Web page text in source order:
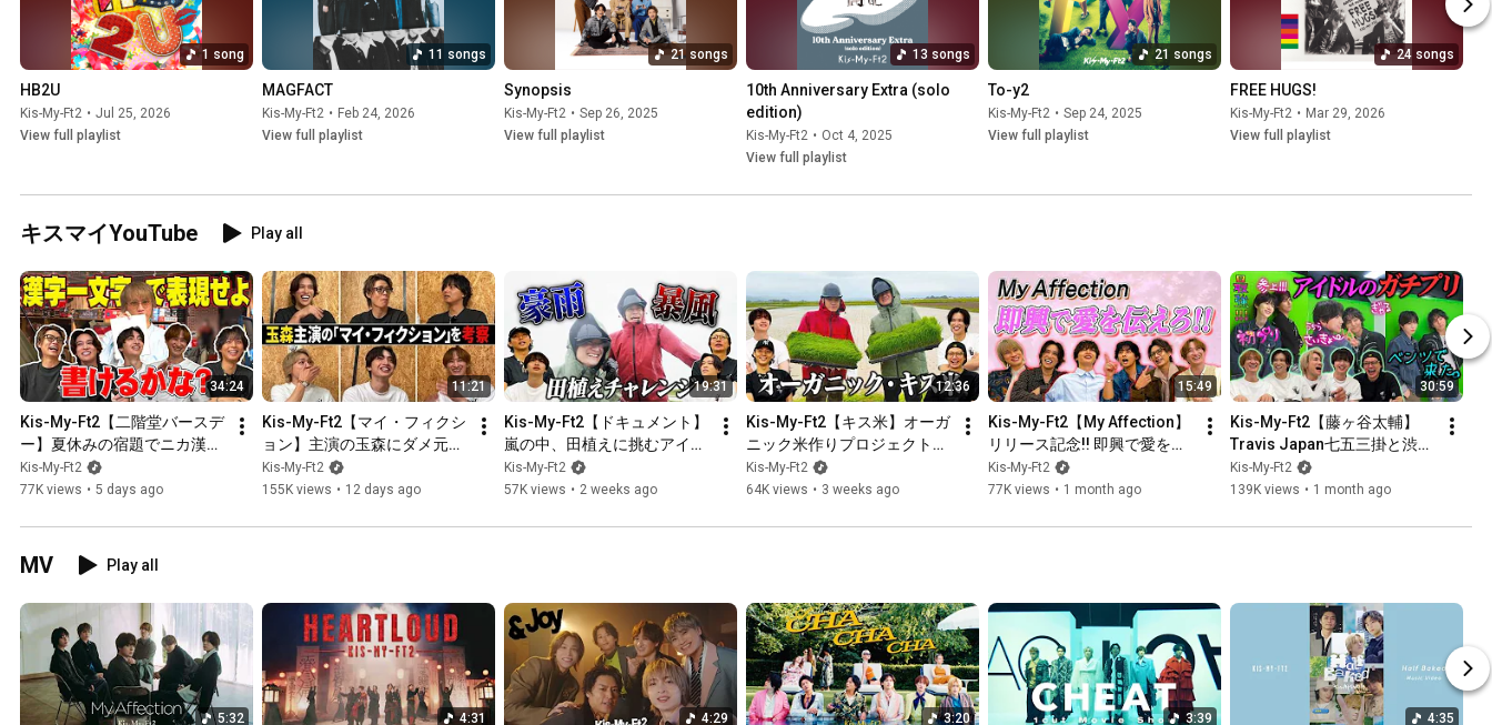
1 song
HB2U
Kis-My-Ft2 • Jul 25, 2026
View full playlist
11 songs
MAGFACT
Kis-My-Ft2 • Feb 24, 2026
View full playlist
21 songs
Synopsis
Kis-My-Ft2 • Sep 26, 2025
View full playlist
13 songs
10th Anniversary Extra (solo
edition)
Kis-My-Ft2 • Oct 4, 2025
View full playlist
21 songs
To-y2
Kis-My-Ft2 • Sep 24, 2025
View full playlist
24 songs
FREE HUGS!
Kis-My-Ft2 • Mar 29, 2026
View full playlist
キスマイYouTube Play all
34:24
Kis-My-Ft2【二階堂バースデ
ー】夏休みの宿題でニカ漢字
ドリル！ニカの世界観【アウ
トドアショップ】
Kis-My-Ft2
77K views • 5 days ago
11:21
Kis-My-Ft2【マイ・フィクシ
ョン】主演の玉森にダメ元で
ネタバレ聞いてみたら・・・
【考察】
Kis-My-Ft2
155K views • 12 days ago
19:31
Kis-My-Ft2【ドキュメント】
嵐の中、田植えに挑むアイド
ル
Kis-My-Ft2
57K views • 2 weeks ago
12:36
Kis-My-Ft2【キス米】オーガ
ニック米作りプロジェクト始
動！！
Kis-My-Ft2
64K views • 3 weeks ago
15:49
Kis-My-Ft2【My Affection】
リリース記念!! 即興で愛を伝
えろ選手権で、普段は言えな
い本音が…
Kis-My-Ft2
77K views • 1 month ago
30:59
Kis-My-Ft2【藤ヶ谷太輔】
Travis Japan七五三掛と渋谷
センター街をぶら歩きでパニ
ック！？
Kis-My-Ft2
139K views • 1 month ago
MV Play all
5:32 4:31 4:29 3:20 3:39 4:35